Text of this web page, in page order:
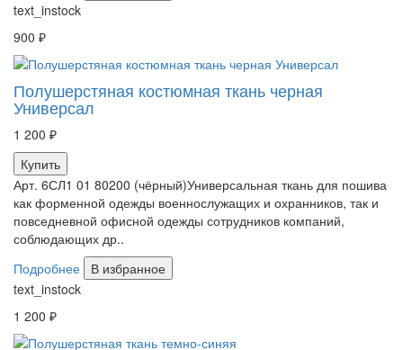
text_instock
900 ₽
Полушерстяная костюмная ткань черная
Универсал
1 200 ₽
Купить
Арт. 6СЛ1 01 80200 (чёрный)Универсальная ткань для пошива
как форменной одежды военнослужащих и охранников, так и
повседневной офисной одежды сотрудников компаний,
соблюдающих др..
Подробнее
В избранное
text_instock
1 200 ₽